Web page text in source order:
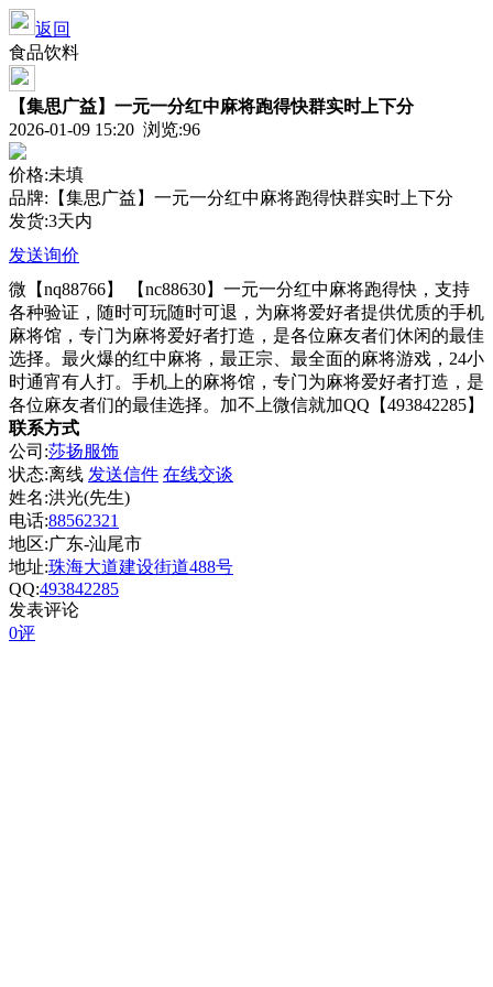
返回
食品饮料
【集思广益】一元一分红中麻将跑得快群实时上下分
2026-01-09 15:20 浏览:96
价格:未填
品牌:【集思广益】一元一分红中麻将跑得快群实时上下分
发货:3天内
发送询价
微【nq88766】 【nc88630】一元一分红中麻将跑得快，支持
各种验证，随时可玩随时可退，为麻将爱好者提供优质的手机
麻将馆，专门为麻将爱好者打造，是各位麻友者们休闲的最佳
选择。最火爆的红中麻将，最正宗、最全面的麻将游戏，24小
时通宵有人打。手机上的麻将馆，专门为麻将爱好者打造，是
各位麻友者们的最佳选择。加不上微信就加QQ【493842285】
联系方式
公司:莎扬服饰
状态:离线 发送信件 在线交谈
姓名:洪光(先生)
电话:88562321
地区:广东-汕尾市
地址:珠海大道建设街道488号
QQ:493842285
发表评论
0评